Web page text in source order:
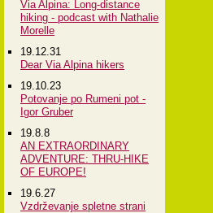
Via Alpina: Long-distance
hiking - podcast with Nathalie
Morelle
19.12.31
Dear Via Alpina hikers
19.10.23
Potovanje po Rumeni pot -
Igor Gruber
19.8.8
AN EXTRAORDINARY
ADVENTURE: THRU-HIKE
OF EUROPE!
19.6.27
Vzdrževanje spletne strani